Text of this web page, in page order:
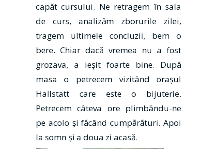
capăt cursului. Ne retragem în sala
de curs, analizăm zborurile zilei,
tragem ultimele concluzii, bem o
bere. Chiar dacă vremea nu a fost
grozava, a ieşit foarte bine. După
masa o petrecem vizitând oraşul
Hallstatt care este o bijuterie.
Petrecem câteva ore plimbându-ne
pe acolo şi făcând cumpărături. Apoi
la somn şi a doua zi acasă.